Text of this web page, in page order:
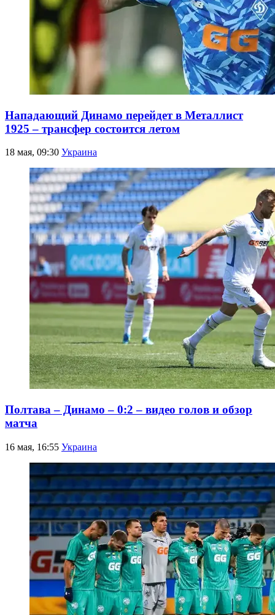
Нападающий Динамо перейдет в Металлист
1925 – трансфер состоится летом
18 мая, 09:30 Украина
Полтава – Динамо – 0:2 – видео голов и обзор
матча
16 мая, 16:55 Украина